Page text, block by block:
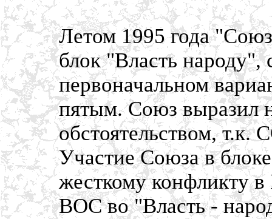
Летом 1995 года
блок "Власть
первоначальном
пятым. Союз выразил
обстоятельством, т.к.
Участие Союза в
жесткому конфликту
ВОС во "Власть -